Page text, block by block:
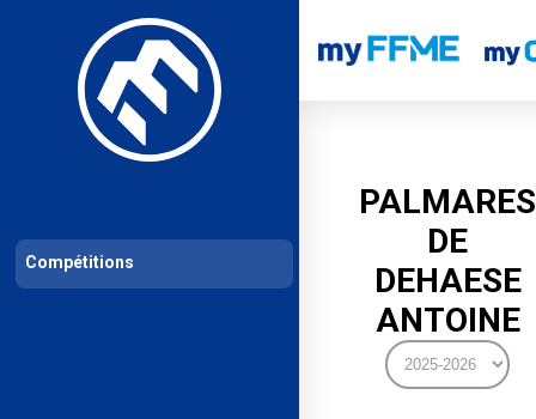
Les compétitions Calendrier de compétitions Classements
PALMARES
DE
DEHAESE
ANTOINE
Compétitions